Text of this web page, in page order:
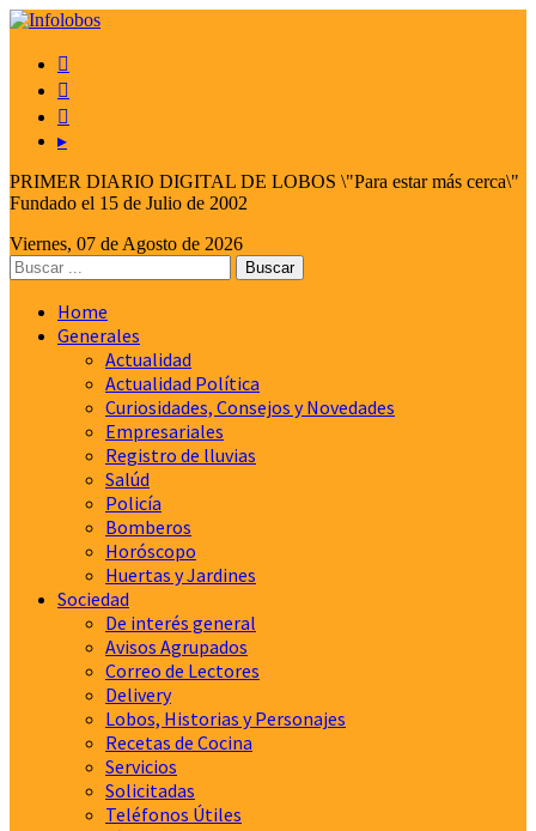



▸
PRIMER DIARIO DIGITAL DE LOBOS \"Para estar más cerca\"
Fundado el 15 de Julio de 2002
Viernes, 07 de Agosto de 2026
Home
Generales
Actualidad
Actualidad Política
Curiosidades, Consejos y Novedades
Empresariales
Registro de lluvias
Salúd
Policía
Bomberos
Horóscopo
Huertas y Jardines
Sociedad
De interés general
Avisos Agrupados
Correo de Lectores
Delivery
Lobos, Historias y Personajes
Recetas de Cocina
Servicios
Solicitadas
Teléfonos Útiles